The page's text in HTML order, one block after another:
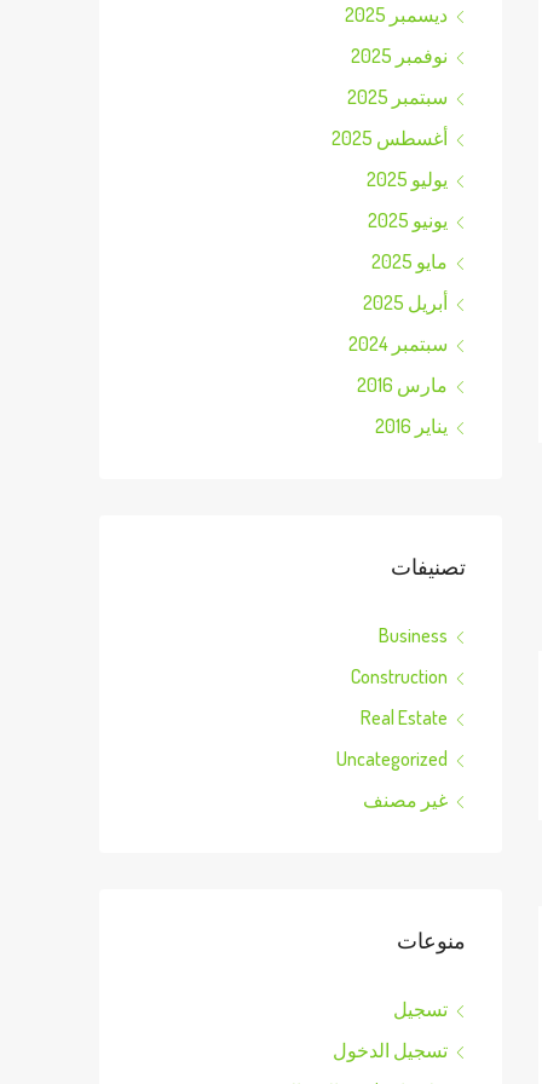
ديسمبر 2025
نوفمبر 2025
سبتمبر 2025
أغسطس 2025
يوليو 2025
يونيو 2025
مايو 2025
أبريل 2025
سبتمبر 2024
مارس 2016
يناير 2016
تصنيفات
Business
Construction
Real Estate
Uncategorized
غير مصنف
منوعات
تسجيل
تسجيل الدخول